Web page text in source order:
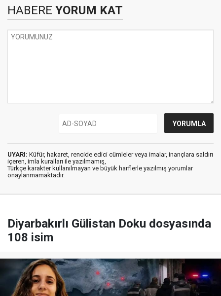
HABERE YORUM KAT
UYARI: Küfür, hakaret, rencide edici cümleler veya imalar, inançlara saldırı
içeren, imla kuralları ile yazılmamış,
Türkçe karakter kullanılmayan ve büyük harflerle yazılmış yorumlar
onaylanmamaktadır.
Diyarbakırlı Gülistan Doku dosyasında
108 isim